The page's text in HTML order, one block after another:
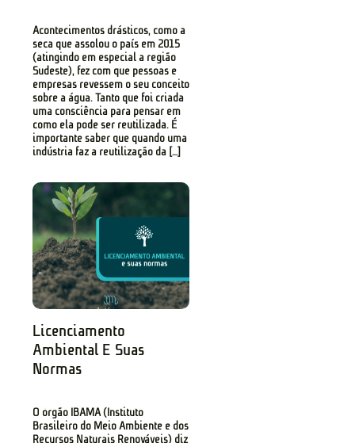
Acontecimentos drásticos, como a
seca que assolou o país em 2015
(atingindo em especial a região
Sudeste), fez com que pessoas e
empresas revessem o seu conceito
sobre a água. Tanto que foi criada
uma consciência para pensar em
como ela pode ser reutilizada. É
importante saber que quando uma
indústria faz a reutilização da […]
Licenciamento
Ambiental E Suas
Normas
O órgão IBAMA (Instituto
Brasileiro do Meio Ambiente e dos
Recursos Naturais Renováveis) diz